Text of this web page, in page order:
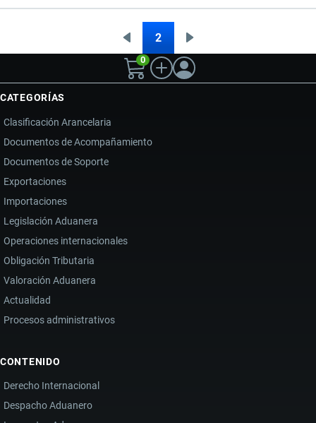
EN
LOGÍSTICAS,
MENOR
E
IMPACTO
EN
LA
IMPORTACIÓN
DE
DERIVADOS
Página
anterior
2
página
0
CATEGORÍAS
Clasificación Arancelaria
Documentos de Acompañamiento
Documentos de Soporte
Exportaciones
Importaciones
Legislación Aduanera
Operaciones internacionales
Obligación Tributaria
Valoración Aduanera
Actualidad
Procesos administrativos
CONTENIDO
Derecho Internacional
Despacho Aduanero